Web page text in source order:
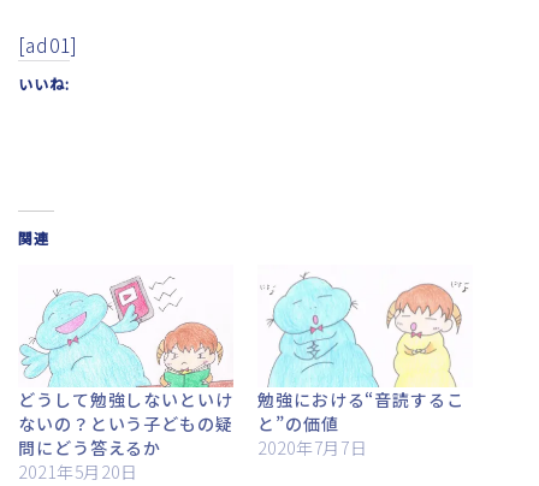
[ad01]
いいね:
関連
どうして勉強しないといけ
ないの？という子どもの疑
問にどう答えるか
2021年5月20日
勉強における“音読するこ
と”の価値
2020年7月7日